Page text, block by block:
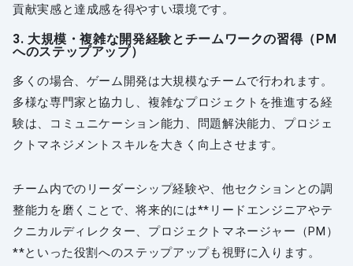
貢献実感と達成感を得やすい環境です。
3. 大規模・複雑な開発経験とチームワークの習得（PM
へのステップアップ）
多くの場合、ゲーム開発は大規模なチームで行われます。
多様な専門家と協力し、複雑なプロジェクトを推進する経
験は、コミュニケーション能力、問題解決能力、プロジェ
クトマネジメントスキルを大きく向上させます。
チーム内でのリーダーシップ経験や、他セクションとの調
整能力を磨くことで、将来的には**リードエンジニアやテ
クニカルディレクター、プロジェクトマネージャー（PM）
**といった役割へのステップアップも視野に入ります。